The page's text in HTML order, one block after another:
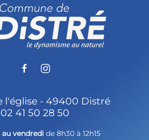
l'église - 49400 Distré
02 41 50 28 50
vendredi de 8h30 à 12h15